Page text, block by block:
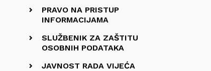
PRAVO NA PRISTUP
INFORMACIJAMA
SLUŽBENIK ZA ZAŠTITU
OSOBNIH PODATAKA
JAVNOST RADA VIJEĆA